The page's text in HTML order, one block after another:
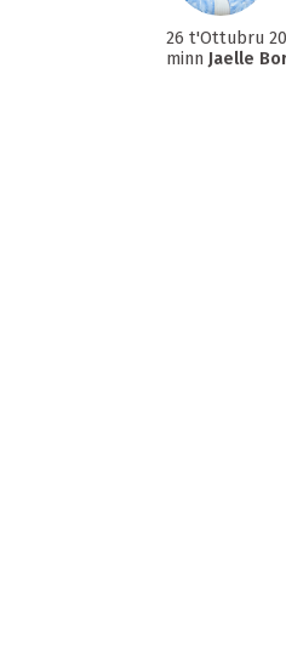
26 t'Ottubru
minn Jaelle